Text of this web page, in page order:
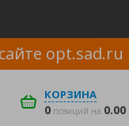
opt.sad.ru
КОРЗИНА
0 позиций на 0.00